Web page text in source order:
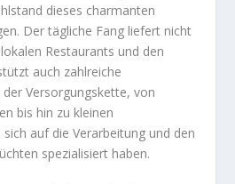
dieses charmanten
Der tägliche Fang liefert nicht
Restaurants und den
auch zahlreiche
Versorgungskette, von
bis hin zu kleinen
auf die Verarbeitung und den
spezialisiert haben.